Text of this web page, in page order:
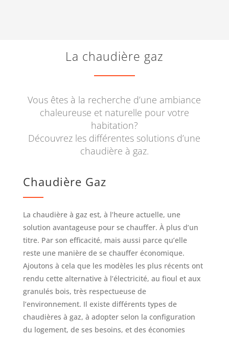
La chaudière gaz
Vous êtes à la recherche d’une ambiance
chaleureuse et naturelle pour votre
habitation?
Découvrez les différentes solutions d’une
chaudière à gaz.
Chaudière Gaz
La chaudière à gaz est, à l’heure actuelle, une
solution avantageuse pour se chauffer. À plus d’un
titre. Par son efficacité, mais aussi parce qu’elle
reste une manière de se chauffer économique.
Ajoutons à cela que les modèles les plus récents ont
rendu cette alternative à l’électricité, au fioul et aux
granulés bois, très respectueuse de
l’environnement. Il existe différents types de
chaudières à gaz, à adopter selon la configuration
du logement, de ses besoins, et des économies